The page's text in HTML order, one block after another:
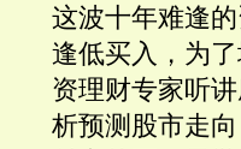
这波十年难逢
逢低买入，为
资理财专家听
析预测股市走